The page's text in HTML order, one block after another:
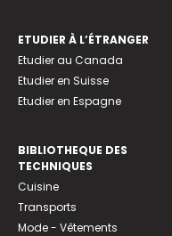
ETUDIER À L’ÉTRANGER
Etudier au Canada
Etudier en Suisse
Etudier en Espagne
BIBLIOTHEQUE DES
TECHNIQUES
Cuisine
Transports
Mode - Vêtements